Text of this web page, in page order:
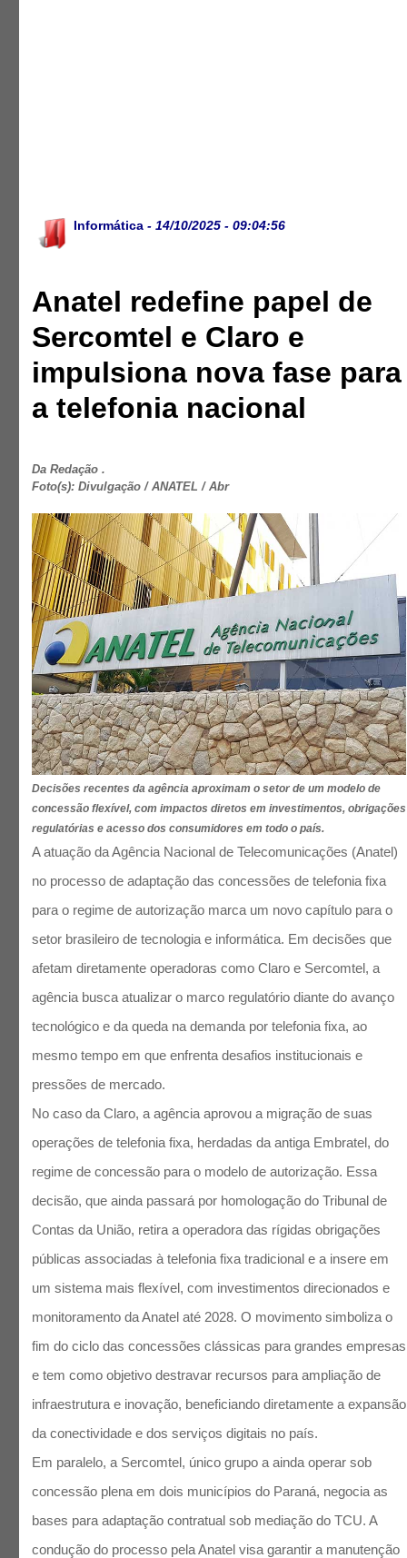
Informática - 14/10/2025 - 09:04:56
Anatel redefine papel de
Sercomtel e Claro e
impulsiona nova fase para
a telefonia nacional
Da Redação .
Foto(s): Divulgação / ANATEL / Abr
Decisões recentes da agência aproximam o setor de um modelo de
concessão flexível, com impactos diretos em investimentos, obrigações
regulatórias e acesso dos consumidores em todo o país.
A atuação da Agência Nacional de Telecomunicações (Anatel)
no processo de adaptação das concessões de telefonia fixa
para o regime de autorização marca um novo capítulo para o
setor brasileiro de tecnologia e informática. Em decisões que
afetam diretamente operadoras como Claro e Sercomtel, a
agência busca atualizar o marco regulatório diante do avanço
tecnológico e da queda na demanda por telefonia fixa, ao
mesmo tempo em que enfrenta desafios institucionais e
pressões de mercado.
No caso da Claro, a agência aprovou a migração de suas
operações de telefonia fixa, herdadas da antiga Embratel, do
regime de concessão para o modelo de autorização. Essa
decisão, que ainda passará por homologação do Tribunal de
Contas da União, retira a operadora das rígidas obrigações
públicas associadas à telefonia fixa tradicional e a insere em
um sistema mais flexível, com investimentos direcionados e
monitoramento da Anatel até 2028. O movimento simboliza o
fim do ciclo das concessões clássicas para grandes empresas
e tem como objetivo destravar recursos para ampliação de
infraestrutura e inovação, beneficiando diretamente a expansão
da conectividade e dos serviços digitais no país.
Em paralelo, a Sercomtel, único grupo a ainda operar sob
concessão plena em dois municípios do Paraná, negocia as
bases para adaptação contratual sob mediação do TCU. A
condução do processo pela Anatel visa garantir a manutenção